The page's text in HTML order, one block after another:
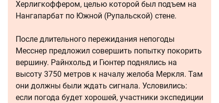
Херлигкоффером, целью которой был подъем на
Нангапарбат по Южной (Рупальской) стене.
После длительного пережидания непогоды
Месснер предложил совершить попытку покорить
вершину. Райнхольд и Гюнтер поднялись на
высоту 3750 метров к началу желоба Меркля. Там
они должны были ждать сигнала. Условились:
если погода будет хорошей, участники экспедиции